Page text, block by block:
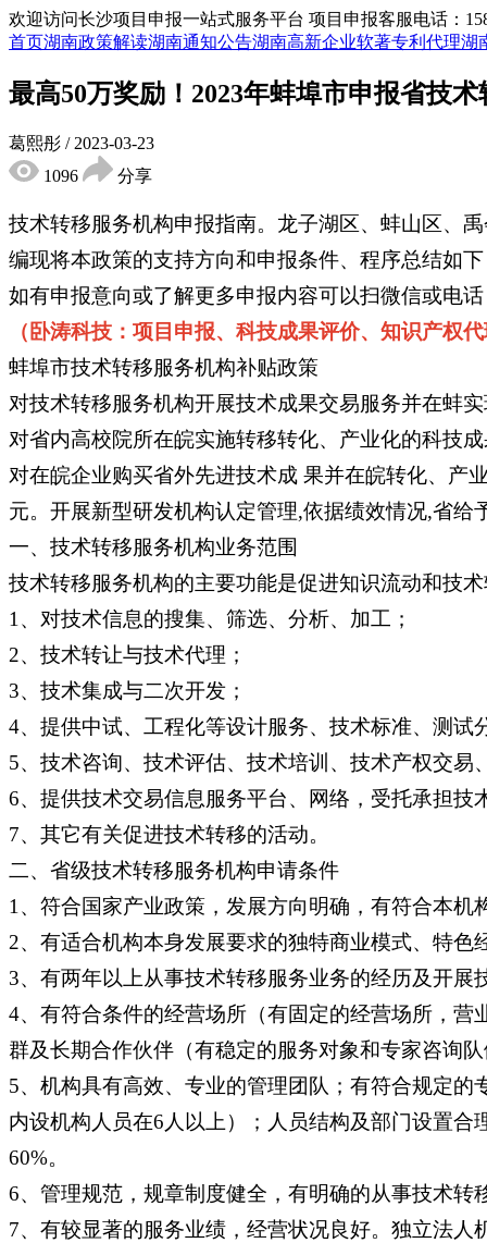
欢迎访问长沙项目申报一站式服务平台 项目申报客服电话：
首页湖南政策解读湖南通知公告湖南高新企业软著专利代理湖
最高50万奖励！2023年蚌埠市申报省技
葛熙彤 / 2023-03-23
1096
分享
技术转移服务机构申报指南。龙子湖区、蚌山区、
编现将本政策的支持方向和申报条件、程序总结如
如有申报意向或了解更多申报内容可以扫微信或电话
（卧涛科技：项目申报、科技成果评价、知识产权
蚌埠市技术转移服务机构补贴政策
对技术转移服务机构开展技术成果交易服务并在蚌
对省内高校院所在皖实施转移转化、产业化的科技
对在皖企业购买省外先进技术成 果并在皖转化、产
元。开展新型研发机构认定管理,依据绩效情况,省给
一、技术转移服务机构业务范围
技术转移服务机构的主要功能是促进知识流动和技
1、对技术信息的搜集、筛选、分析、加工；
2、技术转让与技术代理；
3、技术集成与二次开发；
4、提供中试、工程化等设计服务、技术标准、测试
5、技术咨询、技术评估、技术培训、技术产权交易
6、提供技术交易信息服务平台、网络，受托承担技
7、其它有关促进技术转移的活动。
二、省级技术转移服务机构申请条件
1、符合国家产业政策，发展方向明确，有符合本机
2、有适合机构本身发展要求的独特商业模式、特色
3、有两年以上从事技术转移服务业务的经历及开展
4、有符合条件的经营场所（有固定的经营场所，
群及长期合作伙伴（有稳定的服务对象和专家咨询
5、机构具有高效、专业的管理团队；有符合规定
内设机构人员在6人以上）；人员结构及部门设置
60%。
6、管理规范，规章制度健全，有明确的从事技术
7、有较显著的服务业绩，经营状况良好。独立法